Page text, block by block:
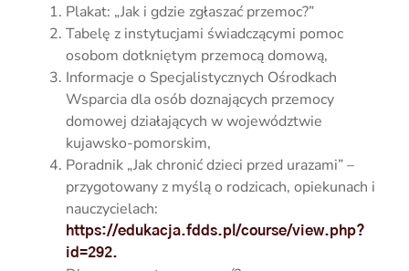
Plakat: „Jak i gdzie zgłaszać przemoc?”
Tabelę z instytucjami świadczącymi pomoc
osobom dotkniętym przemocą domową,
Informacje o Specjalistycznych Ośrodkach
Wsparcia dla osób doznających przemocy
domowej działających w województwie
kujawsko-pomorskim,
Poradnik „Jak chronić dzieci przed urazami” –
przygotowany z myślą o rodzicach, opiekunach i
nauczycielach:
https://edukacja.fdds.pl/course/view.php?
id=292.